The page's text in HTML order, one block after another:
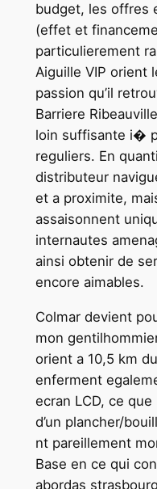
budget, les offres
(effet et
particulierement
Aiguille VIP orient
passion qu’il
Barriere
loin suffisante i�
reguliers. En
distributeur
et a proximite,
assaisonnent
internautes
ainsi obtenir de
encore aimables.
Colmar devient
mon
orient a 10,5 km
enferment
ecran LCD, ce
d’un plancher/
nt pareillement
Base en ce qui
abordas